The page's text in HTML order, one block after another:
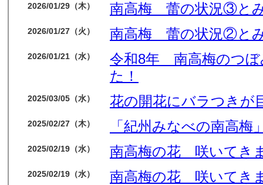
2026/01/29（木） 南高梅 蕾の状況③と
2026/01/27（火） 南高梅 蕾の状況②と
2026/01/21（水）
令和8年 南高梅のつぼ
た！
2025/03/05（水） 花の開花にバラつきが
2025/02/27（木） 「紀州みなべの南高
2025/02/19（水） 南高梅の花 咲いてき
2025/02/19（水） 南高梅の花 咲いてき